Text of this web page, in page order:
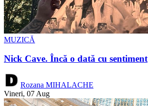
MUZICĂ
Nick Cave. Încă o dată cu sentiment
Rozana MIHALACHE
Vineri, 07 Aug